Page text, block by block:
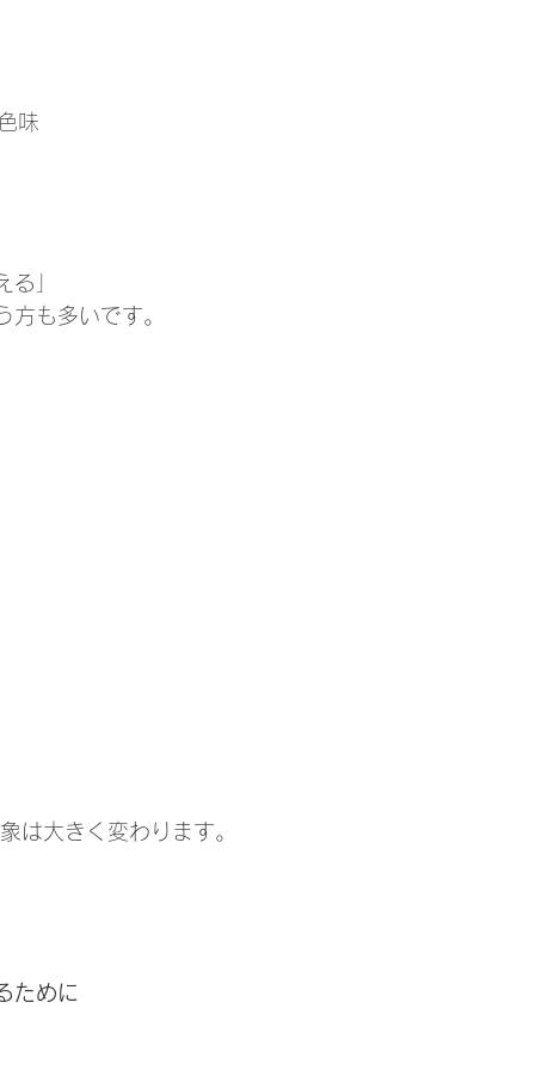
味
る」
も多いです。
は大きく変わります。
ために